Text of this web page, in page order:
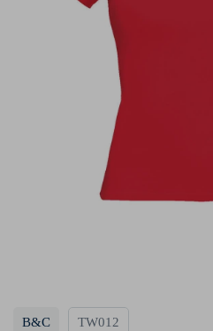
B&C TW012